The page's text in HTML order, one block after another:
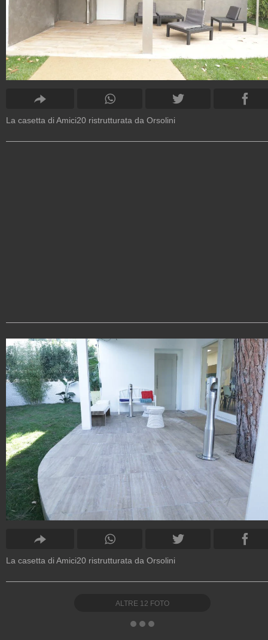
La casetta di Amici20 ristrutturata da Orsolini
La casetta di Amici20 ristrutturata da Orsolini
ALTRE 12 FOTO